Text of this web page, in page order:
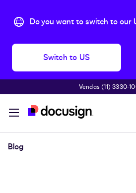
Do you want to switch to our
Switch to US
Pular para o conteúdo principal
Vendas (11) 3330-
Blog